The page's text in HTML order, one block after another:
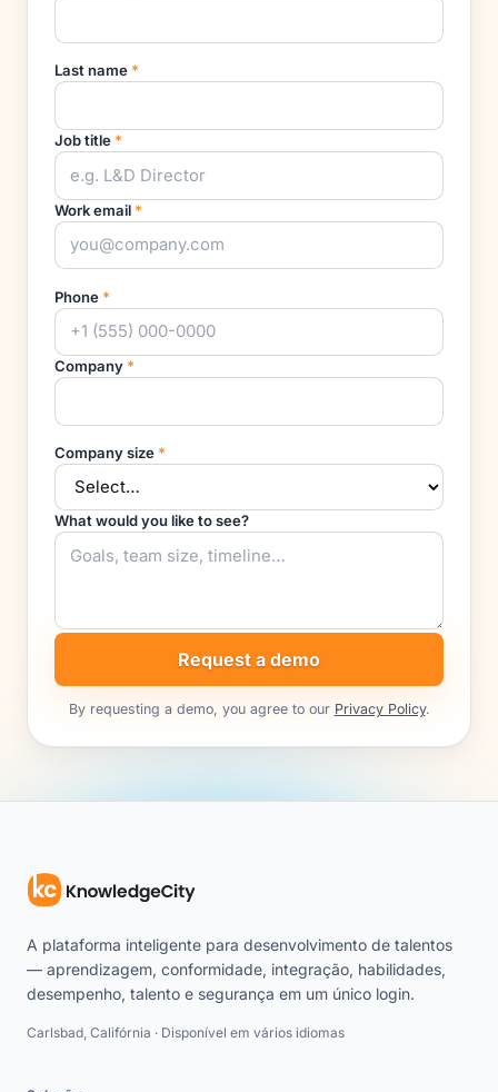
Job title*
Work email*
Phone*
Company*
What would you like to see?
A plataforma inteligente para desenvolvimento de talentos
— aprendizagem, conformidade, integração, habilidades,
Carlsbad, Califórnia · Disponível em vários idiomas
Soluções